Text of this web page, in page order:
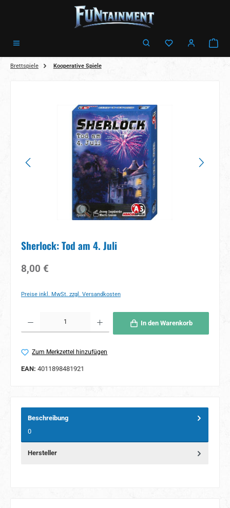
Zum Hauptinhalt springen
Brettspiele Kooperative Spiele
Bildergalerie überspringen
Sherlock: Tod am 4. Juli
Regulärer Preis:
8,00 €
Preise inkl. MwSt. zzgl. Versandkosten
In den Warenkorb
Zum Merkzettel hinzufügen
EAN: 4011898481921
Beschreibung
0
Hersteller